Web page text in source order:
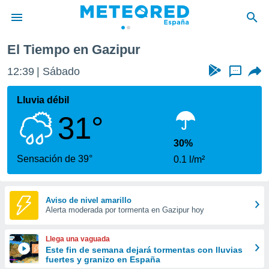
de
por
se
calidad.
a este
las
y
forma
digital
basada
El Tiempo en Gazipur
12:39 Sábado ...
Lluvia débil
31°
Sensación de 39°
30%
0.1 l/m²
Aviso de nivel amarillo
Alerta moderada por tormenta en Gazipur hoy
Llega una vaguada
Este fin de semana dejará tormentas con lluvias
fuertes y granizo en España